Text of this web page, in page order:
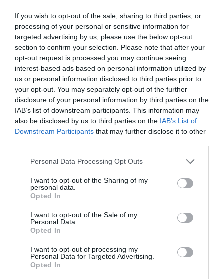
If you wish to opt-out of the sale, sharing to third parties, or
processing of your personal or sensitive information for
targeted advertising by us, please use the below opt-out
section to confirm your selection. Please note that after your
opt-out request is processed you may continue seeing
interest-based ads based on personal information utilized by
us or personal information disclosed to third parties prior to
your opt-out. You may separately opt-out of the further
disclosure of your personal information by third parties on the
IAB’s list of downstream participants. This information may
also be disclosed by us to third parties on the IAB’s List of
Downstream Participants that may further disclose it to other
Personal Data Processing Opt Outs
I want to opt-out of the Sharing of my
personal data.
Opted In
I want to opt-out of the Sale of my
Personal Data.
Opted In
I want to opt-out of processing my
Personal Data for Targeted Advertising.
Opted In
Garbajosa en su reelección. “Es lo que nos da prestigio
internacional y, más importante, lo que nos permite
mover el avispero nacional en términos de visibilidad y
de licencias”, indicaba recientemente el presidente a
este medio. Las otras tres grandes áreas de trabajo
son la digitalización de todo el ámbito federativo y sus
competiciones, potenciar la modalidad 3x3, y acelerar
el crecimiento de las ligas domésticas.
“Hemos sido valientes y ambiciosos, y lo mejor de
todo es que nos ha salido bien. Porque cuando llovían
las desgracias y todo parecía imposible, podíamos
habernos arrugado, asumir la fatalidad con resignación
y entrar en shock, pero no hicimos eso, todos juntos
adelante y con nota”, ha apostillado Garbajosa.
de forma gratuita
Mantente informado con las últimas noticias de actualidad.
Imprimir